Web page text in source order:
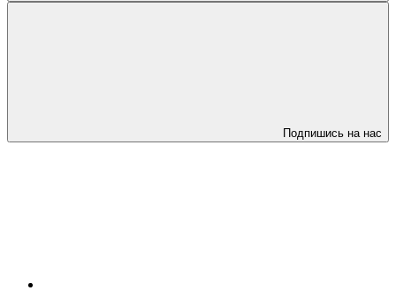
Подпишись на нас